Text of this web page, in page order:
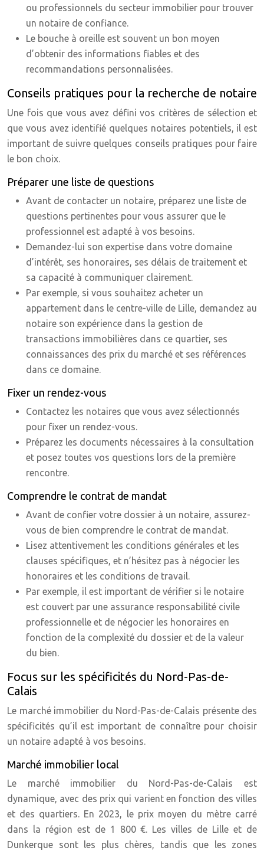
ou professionnels du secteur immobilier pour trouver
un notaire de confiance.
Le bouche à oreille est souvent un bon moyen
d’obtenir des informations fiables et des
recommandations personnalisées.
Conseils pratiques pour la recherche de notaire
Une fois que vous avez défini vos critères de sélection et
que vous avez identifié quelques notaires potentiels, il est
important de suivre quelques conseils pratiques pour faire
le bon choix.
Préparer une liste de questions
Avant de contacter un notaire, préparez une liste de
questions pertinentes pour vous assurer que le
professionnel est adapté à vos besoins.
Demandez-lui son expertise dans votre domaine
d’intérêt, ses honoraires, ses délais de traitement et
sa capacité à communiquer clairement.
Par exemple, si vous souhaitez acheter un
appartement dans le centre-ville de Lille, demandez au
notaire son expérience dans la gestion de
transactions immobilières dans ce quartier, ses
connaissances des prix du marché et ses références
dans ce domaine.
Fixer un rendez-vous
Contactez les notaires que vous avez sélectionnés
pour fixer un rendez-vous.
Préparez les documents nécessaires à la consultation
et posez toutes vos questions lors de la première
rencontre.
Comprendre le contrat de mandat
Avant de confier votre dossier à un notaire, assurez-
vous de bien comprendre le contrat de mandat.
Lisez attentivement les conditions générales et les
clauses spécifiques, et n’hésitez pas à négocier les
honoraires et les conditions de travail.
Par exemple, il est important de vérifier si le notaire
est couvert par une assurance responsabilité civile
professionnelle et de négocier les honoraires en
fonction de la complexité du dossier et de la valeur
du bien.
Focus sur les spécificités du Nord-Pas-de-
Calais
Le marché immobilier du Nord-Pas-de-Calais présente des
spécificités qu’il est important de connaître pour choisir
un notaire adapté à vos besoins.
Marché immobilier local
Le marché immobilier du Nord-Pas-de-Calais est
dynamique, avec des prix qui varient en fonction des villes
et des quartiers. En 2023, le prix moyen du mètre carré
dans la région est de 1 800 €. Les villes de Lille et de
Dunkerque sont les plus chères, tandis que les zones